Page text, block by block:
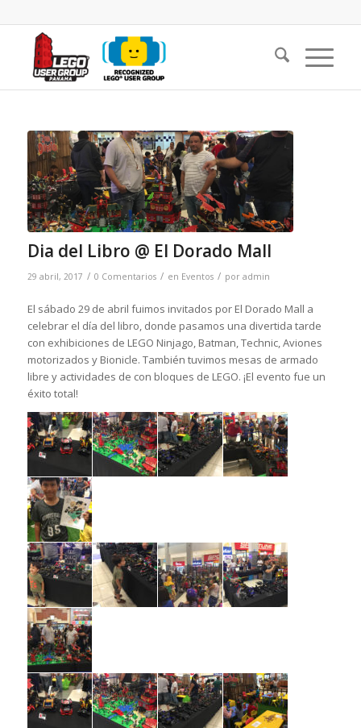
Dia del Libro @ El Dorado Mall
29 abril, 2017 / 0 Comentarios / en Eventos / por admin
El sábado 29 de abril fuimos invitados por El Dorado Mall a
celebrar el día del libro, donde pasamos una divertida tarde
con exhibiciones de LEGO Ninjago, Batman, Technic, Aviones
motorizados y Bionicle. También tuvimos mesas de armado
libre y actividades de con bloques de LEGO. ¡El evento fue un
éxito total!